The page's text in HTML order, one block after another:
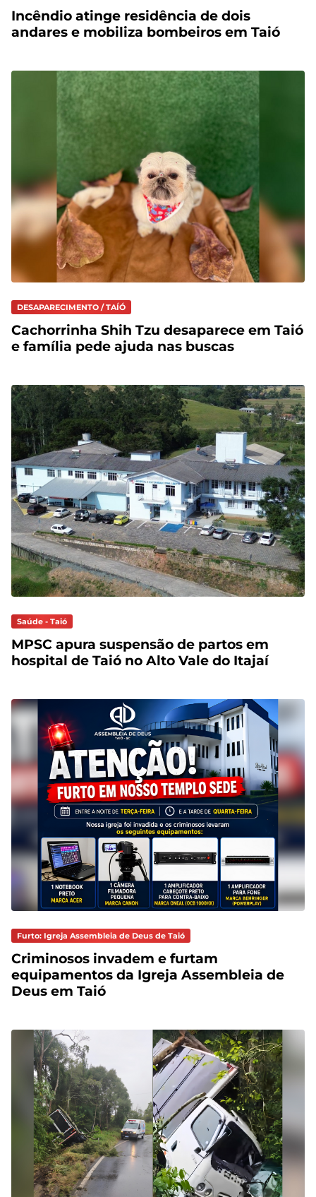
Incêndio atinge residência de dois
andares e mobiliza bombeiros em Taió
DESAPARECIMENTO / TAÍÓ
Cachorrinha Shih Tzu desaparece em Taió
e família pede ajuda nas buscas
Saúde - Taió
MPSC apura suspensão de partos em
hospital de Taió no Alto Vale do Itajaí
Furto: Igreja Assembleia de Deus de Taió
Criminosos invadem e furtam
equipamentos da Igreja Assembleia de
Deus em Taió